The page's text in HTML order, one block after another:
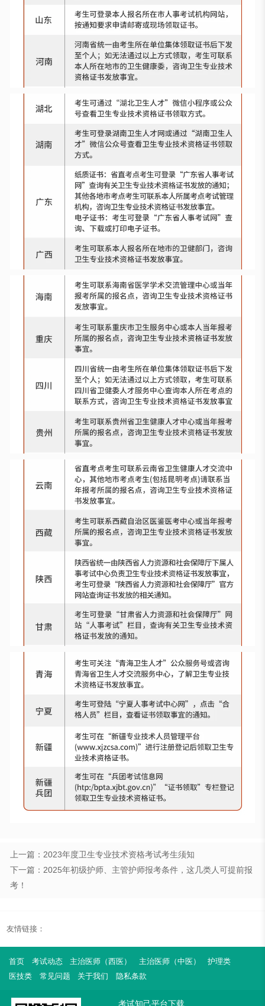
上一篇：2023年度卫生专业技术资格考试考生须知
下一篇：2025年初级护师、主管护师报考条件，这几类人可提前报
考！
友情链接：
首页 考试动态 主治医师（西医） 主治医师（中医）
护理类
医技类
常见问题 关于我们 隐私条款
考试知己平台下载